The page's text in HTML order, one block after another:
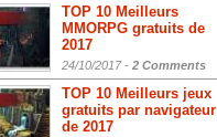
TOP 10 Meilleurs
MMORPG gratuits de
2017
24/10/2017 - 2 Comments
TOP 10 Meilleurs jeux
gratuits par navigateur
de 2017